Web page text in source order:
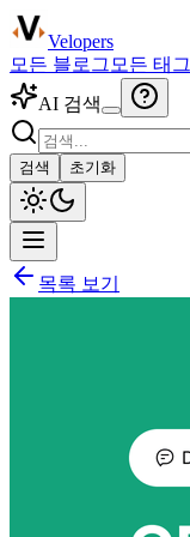
Velopers
모든 블로그 모든 태그
AI 검색
검색 초기화
목록 보기